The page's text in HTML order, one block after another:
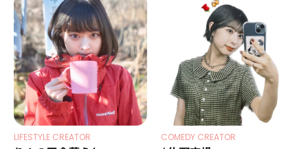
LIFESTYLE CREATOR COMEDY CREATOR